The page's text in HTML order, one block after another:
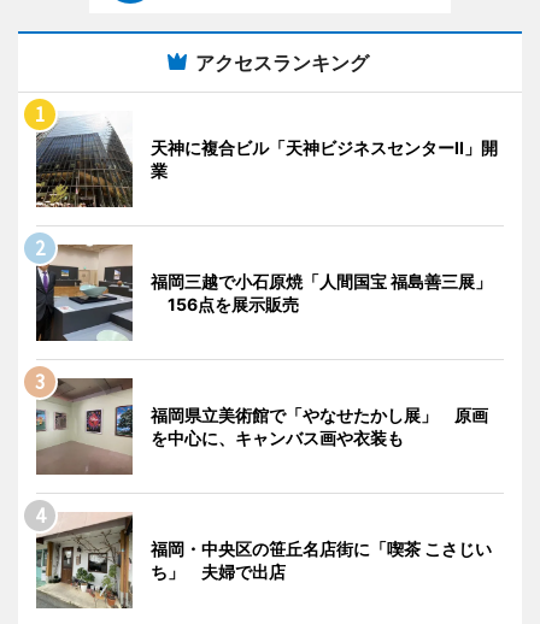
アクセスランキング
天神に複合ビル「天神ビジネスセンターII」開
業
福岡三越で小石原焼「人間国宝 福島善三展」
156点を展示販売
福岡県立美術館で「やなせたかし展」 原画
を中心に、キャンバス画や衣装も
福岡・中央区の笹丘名店街に「喫茶 こさじい
ち」 夫婦で出店